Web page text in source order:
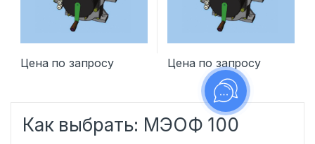
Цена по запросу Цена по запросу
Как выбрать: МЭОФ 100